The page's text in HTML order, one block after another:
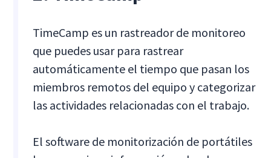
TimeCamp es un rastreador de monitoreo
que puedes usar para rastrear
automáticamente el tiempo que pasan los
miembros remotos del equipo y categorizar
las actividades relacionadas con el trabajo.
El software de monitorización de portátiles